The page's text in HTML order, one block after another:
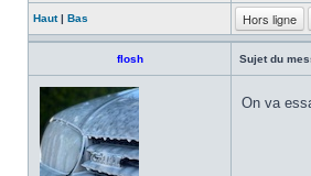
Haut| Bas Hors ligne
flosh Sujet du
On va